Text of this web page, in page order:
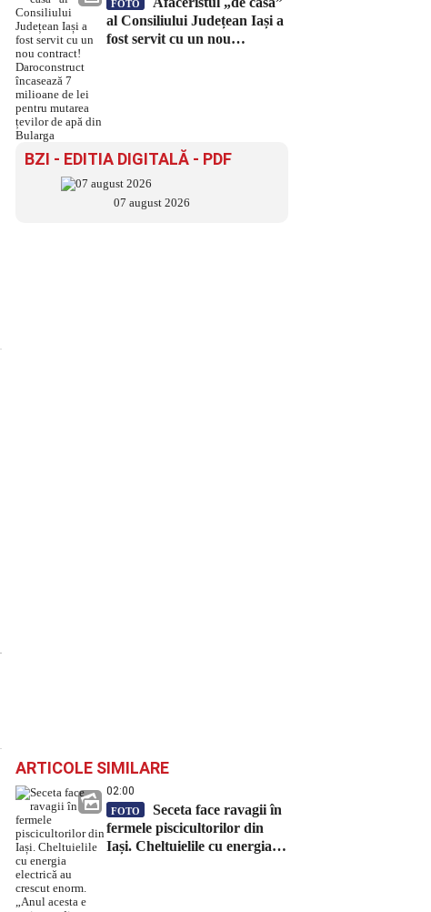
FOTO
al Consiliului Județean Iași a
fost servit cu un nou
BZI - EDITIA DIGITALĂ - PDF
07 august 2026
ARTICOLE SIMILARE
02:00
FOTO
Seceta face ravagii în
fermele piscicultorilor din
Iași. Cheltuielile cu energia